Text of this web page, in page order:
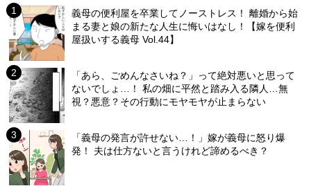
義母の便利屋を卒業してノーストレス！ 離婚から始
まる妻と娘の新たな人生に悔いはなし！【嫁を便利
屋扱いする義母 Vol.44】
「あら、ごめんなさいね？」って絶対悪いと思って
ないでしょ…！ 私の畑に平然と踏み入る隣人…無
視？悪意？その行動にモヤモヤが止まらない
「義母の発言が許せない…！」嫁が義母に怒り爆
発！ 夫は仕方ないと言うけれど諦めるべき？